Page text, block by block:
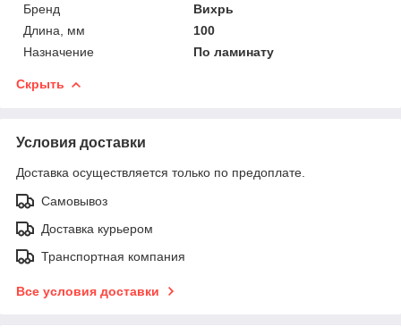
Бренд
Вихрь
Длина, мм
100
Назначение
По ламинату
Скрыть
Условия доставки
Доставка осуществляется только по предоплате.
Самовывоз
Доставка курьером
Транспортная компания
Все условия доставки